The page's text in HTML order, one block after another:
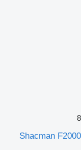
8
Shacman F2000